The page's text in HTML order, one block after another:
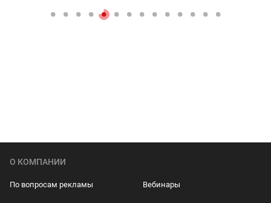
О КОМПАНИИ
По вопросам рекламы Вебинары